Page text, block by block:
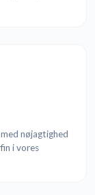
nøjagtighed
i vores